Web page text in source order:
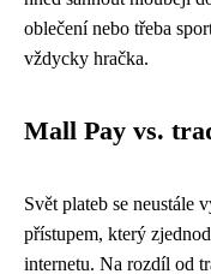
oblečení nebo třeba
vždycky hračka.
Mall Pay vs.
Svět plateb se
přístupem, který
internetu. Na rozdíl od